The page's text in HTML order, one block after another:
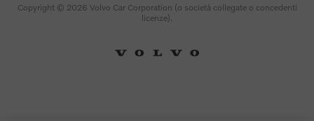
Copyright © 2026 Volvo Car Corporation (o società collegate o concedenti
licenze).